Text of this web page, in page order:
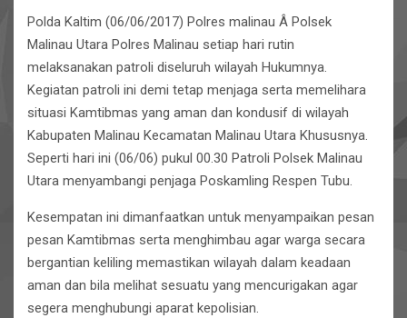
Polda Kaltim (06/06/2017) Polres malinau Â Polsek
Malinau Utara Polres Malinau setiap hari rutin
melaksanakan patroli diseluruh wilayah Hukumnya.
Kegiatan patroli ini demi tetap menjaga serta memelihara
situasi Kamtibmas yang aman dan kondusif di wilayah
Kabupaten Malinau Kecamatan Malinau Utara Khususnya.
Seperti hari ini (06/06) pukul 00.30 Patroli Polsek Malinau
Utara menyambangi penjaga Poskamling Respen Tubu.
Kesempatan ini dimanfaatkan untuk menyampaikan pesan
pesan Kamtibmas serta menghimbau agar warga secara
bergantian keliling memastikan wilayah dalam keadaan
aman dan bila melihat sesuatu yang mencurigakan agar
segera menghubungi aparat kepolisian.